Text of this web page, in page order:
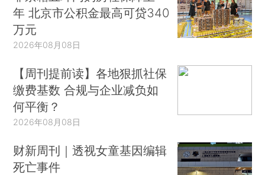
年 北京市公积金最高可贷340
万元
2026年08月08日
【周刊提前读】各地狠抓社保
缴费基数 合规与企业减负如
何平衡？
2026年08月08日
财新周刊｜透视女童基因编辑
死亡事件